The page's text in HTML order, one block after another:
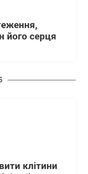
його серця
клітини